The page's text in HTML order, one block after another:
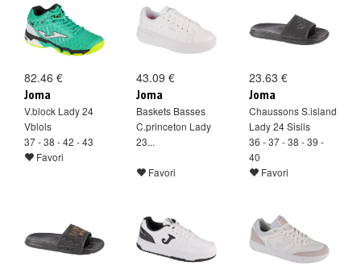
82.46 €
Joma
V.block Lady 24
Vblols
37 - 38 - 42 - 43
Favori
43.09 €
Joma
Baskets Basses
C.princeton Lady
23...
Favori
23.63 €
Joma
Chaussons S.island
Lady 24 Sislls
36 - 37 - 38 - 39 -
40
Favori